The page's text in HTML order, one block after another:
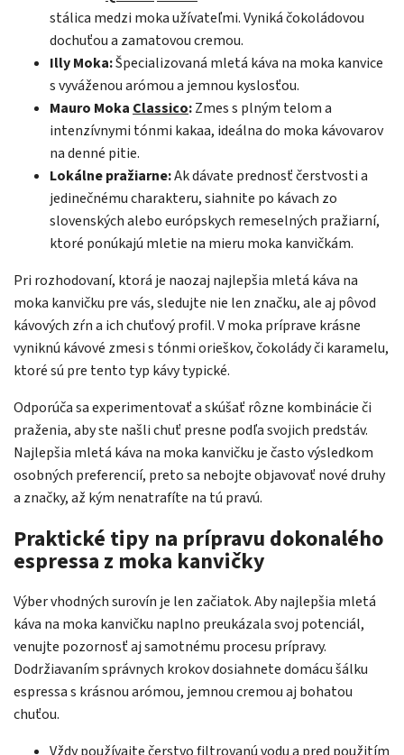
stálica medzi moka užívateľmi. Vyniká čokoládovou
dochuťou a zamatovou cremou.
Illy Moka:Špecializovaná mletá káva na moka kanvice
s vyváženou arómou a jemnou kyslosťou.
Mauro Moka Classico:Zmes s plným telom a
intenzívnymi tónmi kakaa, ideálna do moka kávovarov
na denné pitie.
Lokálne pražiarne:Ak dávate prednosť čerstvosti a
jedinečnému charakteru, siahnite po kávach zo
slovenských alebo európskych remeselných pražiarní,
ktoré ponúkajú mletie na mieru moka kanvičkám.
Pri rozhodovaní, ktorá je naozaj najlepšia mletá káva na
moka kanvičku pre vás, sledujte nie len značku, ale aj pôvod
kávových zŕn a ich chuťový profil. V moka príprave krásne
vyniknú kávové zmesi s tónmi orieškov, čokolády či karamelu,
ktoré sú pre tento typ kávy typické.
Odporúča sa experimentovať a skúšať rôzne kombinácie či
praženia, aby ste našli chuť presne podľa svojich predstáv.
Najlepšia mletá káva na moka kanvičku je často výsledkom
osobných preferencií, preto sa nebojte objavovať nové druhy
a značky, až kým nenatrafíte na tú pravú.
Praktické tipy na prípravu dokonalého
espressa z moka kanvičky
Výber vhodných surovín je len začiatok. Aby najlepšia mletá
káva na moka kanvičku naplno preukázala svoj potenciál,
venujte pozornosť aj samotnému procesu prípravy.
Dodržiavaním správnych krokov dosiahnete domácu šálku
espressa s krásnou arómou, jemnou cremou aj bohatou
chuťou.